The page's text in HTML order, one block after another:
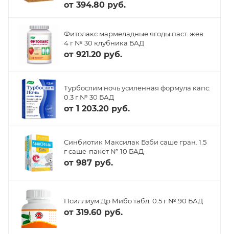
от 394.80 руб.
Фитолакс мармеладные ягоды паст. жев.
4 г № 30 клубника БАД
от 921.20 руб.
Турбослим ночь усиленная формула капс.
0.3 г № 30 БАД
от 1 203.20 руб.
Синбиотик Максилак Бэби саше гран. 1.5
г саше-пакет № 10 БАД
от 987 руб.
Псиллиум Др Мибо табл. 0.5 г № 90 БАД
от 319.60 руб.